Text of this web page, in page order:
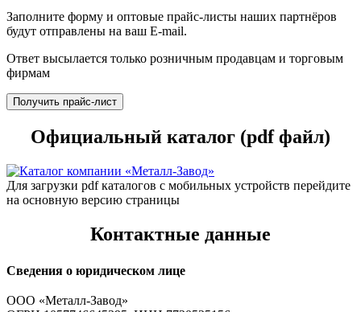
Заполните форму и оптовые прайс-листы наших партнёров
будут отправлены на ваш E-mail.
Ответ высылается только розничным продавцам и торговым
фирмам
Получить прайс-лист
Официальный каталог (pdf файл)
Для загрузки pdf каталогов с мобильных устройств перейдите
на основную версию страницы
Контактные данные
Сведения о юридическом лице
ООО «Металл-Завод»